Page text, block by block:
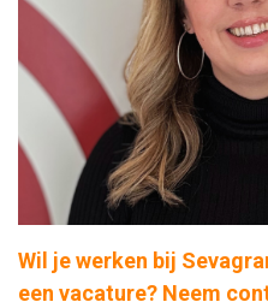
Wil je werken bij
een vacature? Neem